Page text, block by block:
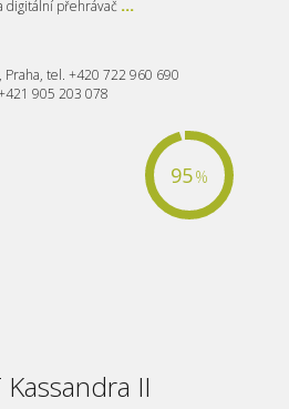
digitální přehrávač ...
, Praha, tel. +420 722 960 690
905 203 078
95%
Kassandra II